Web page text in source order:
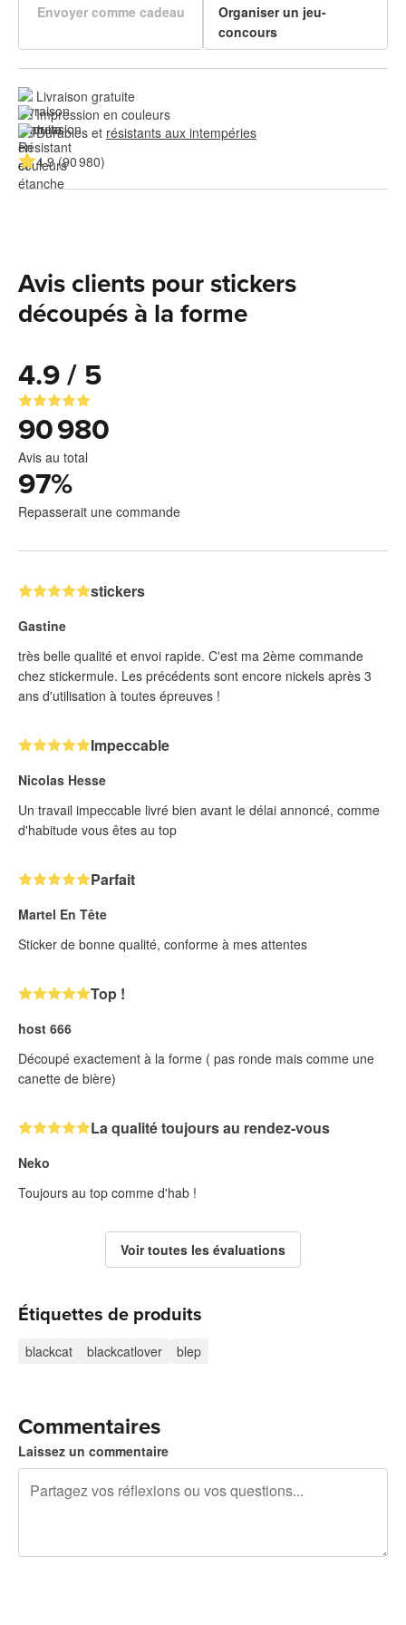
Envoyer comme cadeau
Organiser un jeu-
concours
Livraison gratuite
Impression en couleurs
Durables et résistants aux intempéries
4.9 (90 980)
Avis clients pour stickers
découpés à la forme
4.9 / 5
90 980
Avis au total
97%
Repasserait une commande
stickers
Gastine
très belle qualité et envoi rapide. C'est ma 2ème commande
chez stickermule. Les précédents sont encore nickels après 3
ans d'utilisation à toutes épreuves !
Impeccable
Nicolas Hesse
Un travail impeccable livré bien avant le délai annoncé, comme
d'habitude vous êtes au top
Parfait
Martel En Tête
Sticker de bonne qualité, conforme à mes attentes
Top !
host 666
Découpé exactement à la forme ( pas ronde mais comme une
canette de bière)
La qualité toujours au rendez-vous
Neko
Toujours au top comme d'hab !
Voir toutes les évaluations
Étiquettes de produits
blackcat blackcatlover blep
Commentaires
Laissez un commentaire